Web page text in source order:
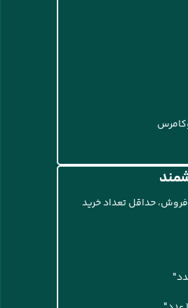
فروش، حداقل تعداد خرید